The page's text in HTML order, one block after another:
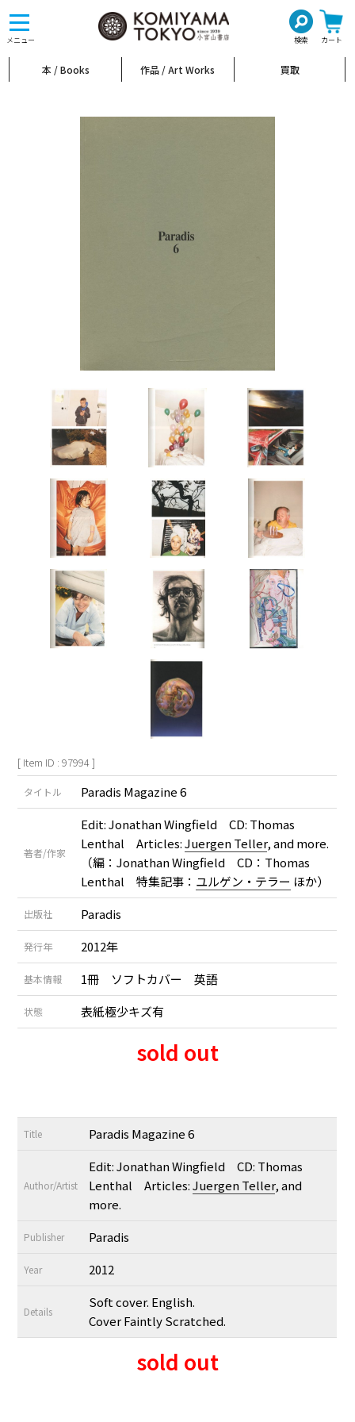
メニュー 検索 カート
toggle
navigation
本 / Books 作品 / Art Works 買取
[ Item ID : 97994 ]
タイトル Paradis Magazine 6
著者/作家
Edit: Jonathan Wingfield CD: Thomas
Lenthal Articles:Juergen Teller, and more.
（編：Jonathan Wingfield CD：Thomas
Lenthal 特集記事： ユルゲン・テラー ほか）
出版社 Paradis
発行年 2012年
基本情報 1冊 ソフトカバー 英語
状態 表紙極少キズ有
sold out
Title Paradis Magazine 6
Author/Artist
Edit: Jonathan Wingfield CD: Thomas
Lenthal Articles:Juergen Teller, and
more.
Publisher Paradis
Year 2012
Details
Soft cover. English.
Cover Faintly Scratched.
sold out